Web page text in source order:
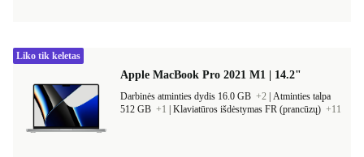
Apple MacBook Pro 2021 M1 | 14.2"
Darbinės atminties dydis 16.0 GB +2 Atminties talpa
512 GB +1 Klaviatūros išdėstymas FR (prancūzų) +11
Liko tik keletas